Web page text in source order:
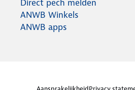
Direct pech melden
ANWB Winkels
ANWB apps